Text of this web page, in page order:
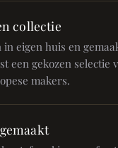
collectie
eigen huis en
een gekozen selectie
makers.